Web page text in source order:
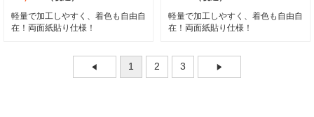
軽量で加工しやすく、着色も自由自
在！両面紙貼り仕様！
軽量で加工しやすく、着色も自由自
在！両面紙貼り仕様！
1 2 3